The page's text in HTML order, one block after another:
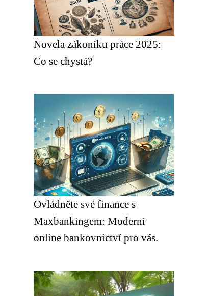
Novela zákoníku práce 2025:
Co se chystá?
Ovládněte své finance s
Maxbankingem: Moderní
online bankovnictví pro vás.